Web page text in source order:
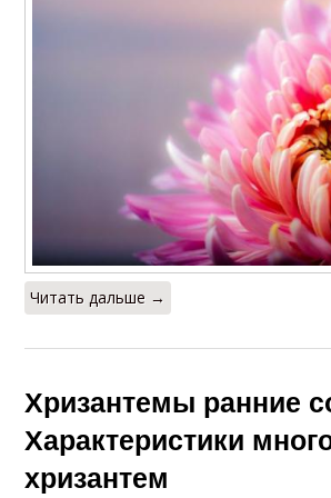
Хризантемы с
маленькими
Читать дальше →
Хризантемы ранние
Характеристики
хризантем